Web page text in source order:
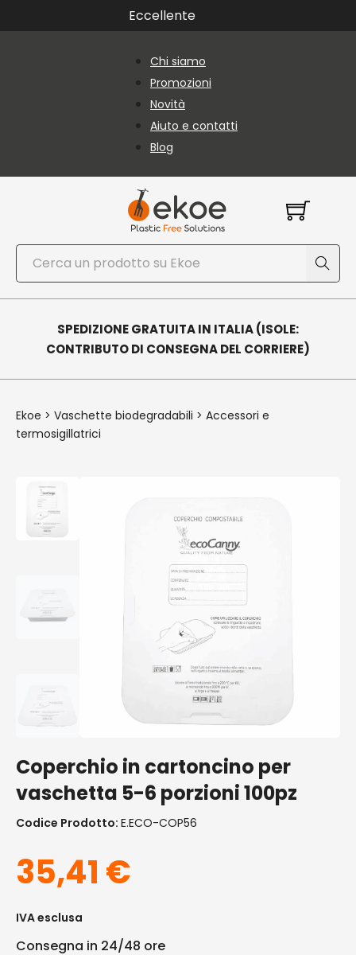
Vai al contenuto principale
Vai al piè di paginaEccellente
Chi siamo
Promozioni
Novità
Aiuto e contatti
Blog
Cerca
SPEDIZIONE GRATUITA IN ITALIA (ISOLE:
CONTRIBUTO DI CONSEGNA DEL CORRIERE)
Ekoe > Vaschette biodegradabili > Accessori e
termosigillatrici
Coperchio in cartoncino per
vaschetta 5-6 porzioni 100pz
Codice Prodotto: E.ECO-COP56
35,41 €
IVA esclusa
Consegna in 24/48 ore